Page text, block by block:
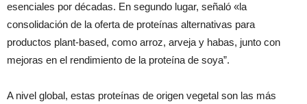
esenciales por décadas. En segundo lugar, señaló «la
consolidación de la oferta de proteínas alternativas para
productos plant-based, como arroz, arveja y habas, junto con
mejoras en el rendimiento de la proteína de soya”.
A nivel global, estas proteínas de origen vegetal son las más